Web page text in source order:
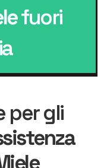
fuori
per gli